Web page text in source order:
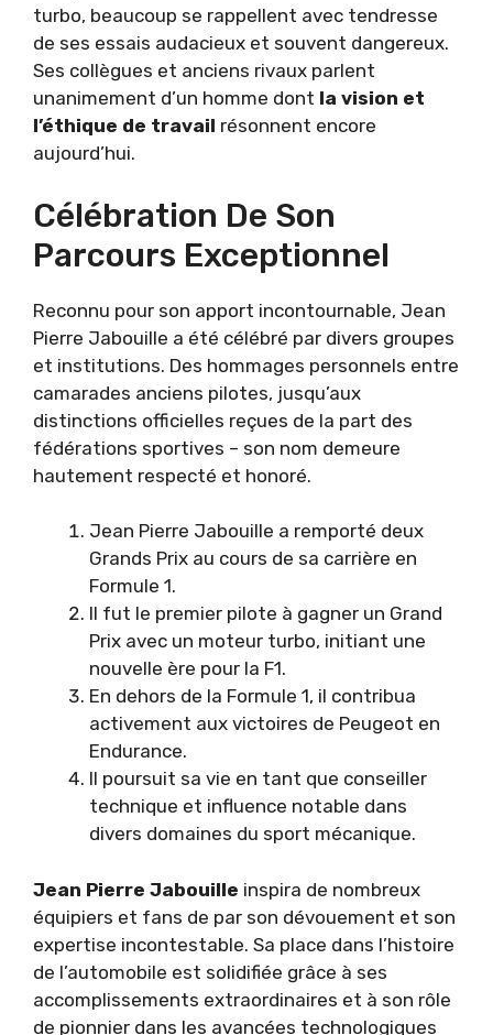
turbo, beaucoup se rappellent avec tendresse
de ses essais audacieux et souvent dangereux.
Ses collègues et anciens rivaux parlent
unanimement d’un homme dont la vision et
l’éthique de travail résonnent encore
aujourd’hui.
Célébration De Son
Parcours Exceptionnel
Reconnu pour son apport incontournable, Jean
Pierre Jabouille a été célébré par divers groupes
et institutions. Des hommages personnels entre
camarades anciens pilotes, jusqu’aux
distinctions officielles reçues de la part des
fédérations sportives – son nom demeure
hautement respecté et honoré.
Jean Pierre Jabouille a remporté deux
Grands Prix au cours de sa carrière en
Formule 1.
Il fut le premier pilote à gagner un Grand
Prix avec un moteur turbo, initiant une
nouvelle ère pour la F1.
En dehors de la Formule 1, il contribua
activement aux victoires de Peugeot en
Endurance.
Il poursuit sa vie en tant que conseiller
technique et influence notable dans
divers domaines du sport mécanique.
Jean Pierre Jabouille inspira de nombreux
équipiers et fans de par son dévouement et son
expertise incontestable. Sa place dans l’histoire
de l’automobile est solidifiée grâce à ses
accomplissements extraordinaires et à son rôle
de pionnier dans les avancées technologiques